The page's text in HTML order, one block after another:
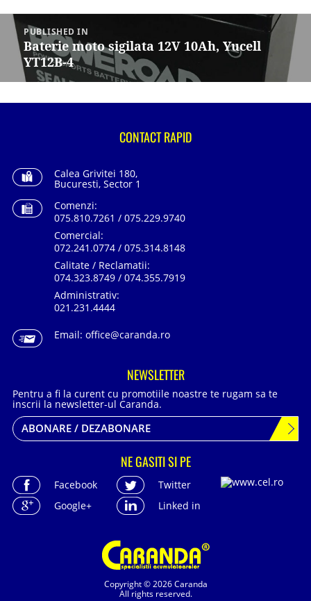
Navigare
articole
PUBLISHED IN
Baterie moto sigilata 12V 10Ah, Yucell
YT12B-4
Copyright © 2026 Caranda
All rights reserved.
CONTACT RAPID
Calea Grivitei 180,
Bucuresti, Sector 1
Comenzi:
075.810.7261 / 075.229.9740
Comercial:
072.241.0774 / 075.314.8148
Calitate / Reclamatii:
074.323.8749 / 074.355.7919
Administrativ:
021.231.4444
Email: office@caranda.ro
NEWSLETTER
Pentru a fi la curent cu promotiile noastre te rugam sa te
inscrii la newsletter-ul Caranda.
ABONARE / DEZABONARE
NE GASITI SI PE
Facebook
Twitter
Google+
Linked in